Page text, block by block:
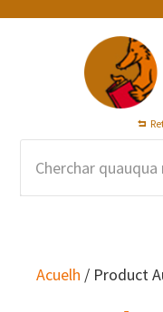
Skip
Skip
Skip
Acuelh / Product